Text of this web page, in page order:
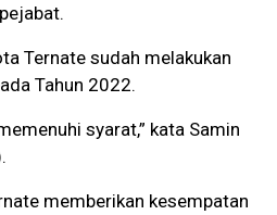
Ternate sudah melakukan
Tahun 2022.
syarat,” kata Samin
memberikan kesempatan